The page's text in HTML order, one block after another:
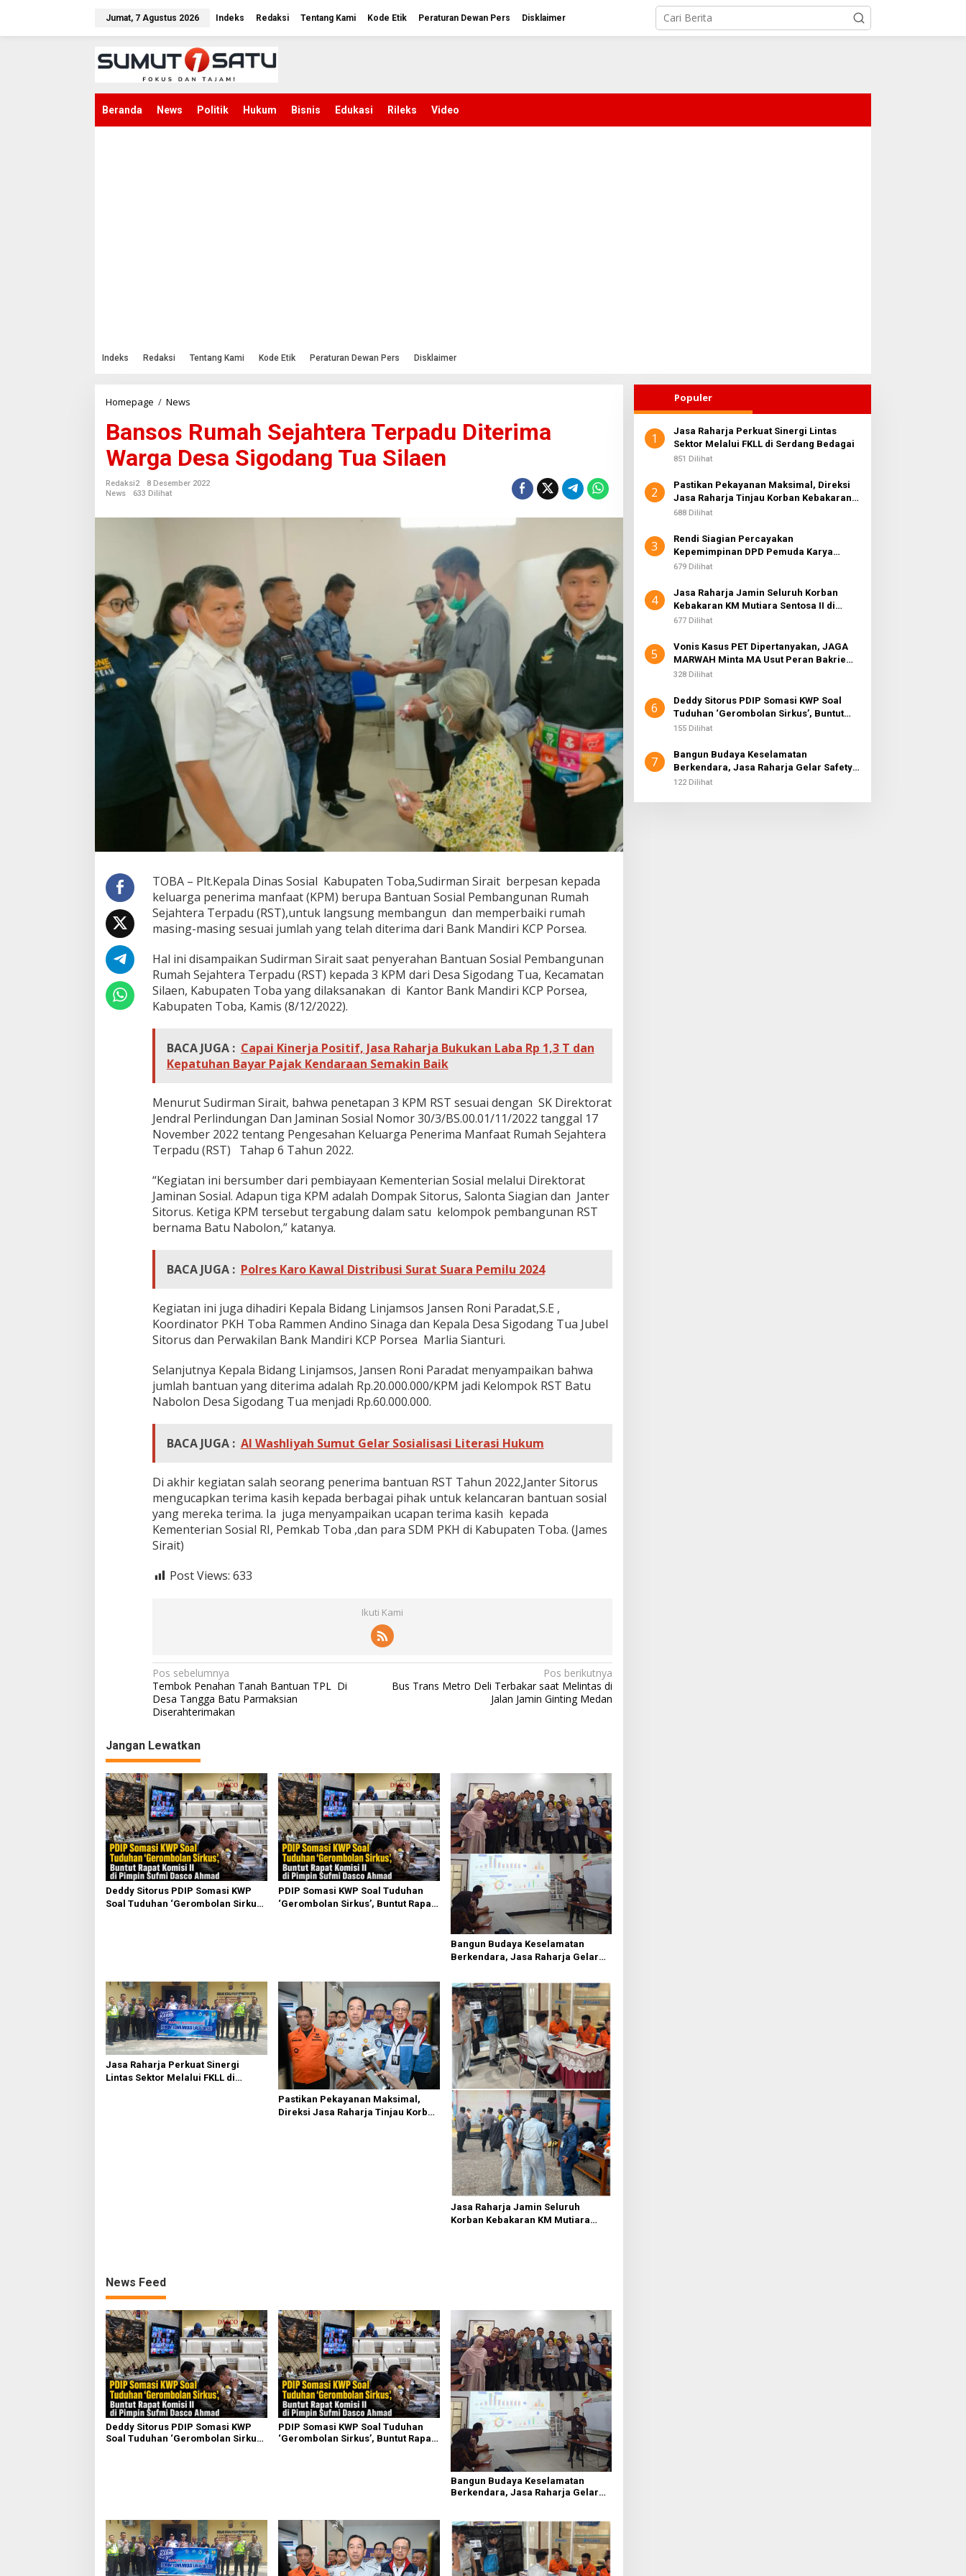
Jumat, 7 Agustus 2026 Indeks Redaksi Tentang Kami Kode Etik Peraturan Dewan Pers Disklaimer
Beranda News Politik Hukum Bisnis Edukasi Rileks Video
Indeks Redaksi Tentang Kami Kode Etik Peraturan Dewan Pers Disklaimer
Homepage / News
n
s
o
s
R
a
j
a
h
t
e
r
a
T
i
e
r
m
a
W
r
g
a
D
e
a
S
i
g
o
n
g
a
S
l
a
n
Bansos Rumah Sejahtera Terpadu Diterima
Warga Desa Sigodang Tua Silaen
Redaksi2
8 Desember 2022
News
633 Dilihat
TOBA – Plt.Kepala Dinas Sosial Kabupaten Toba,Sudirman Sirait berpesan kepada
keluarga penerima manfaat (KPM) berupa Bantuan Sosial Pembangunan Rumah
Sejahtera Terpadu (RST),untuk langsung membangun dan memperbaiki rumah
masing-masing sesuai jumlah yang telah diterima dari Bank Mandiri KCP Porsea.
Hal ini disampaikan Sudirman Sirait saat penyerahan Bantuan Sosial Pembangunan
Rumah Sejahtera Terpadu (RST) kepada 3 KPM dari Desa Sigodang Tua, Kecamatan
Silaen, Kabupaten Toba yang dilaksanakan di Kantor Bank Mandiri KCP Porsea,
Kabupaten Toba, Kamis (8/12/2022).
BACA JUGA : Capai Kinerja Positif, Jasa Raharja Bukukan Laba Rp 1,3 T dan
Kepatuhan Bayar Pajak Kendaraan Semakin Baik
Menurut Sudirman Sirait, bahwa penetapan 3 KPM RST sesuai dengan SK Direktorat
Jendral Perlindungan Dan Jaminan Sosial Nomor 30/3/BS.00.01/11/2022 tanggal 17
November 2022 tentang Pengesahan Keluarga Penerima Manfaat Rumah Sejahtera
Terpadu (RST) Tahap 6 Tahun 2022.
“Kegiatan ini bersumber dari pembiayaan Kementerian Sosial melalui Direktorat
Jaminan Sosial. Adapun tiga KPM adalah Dompak Sitorus, Salonta Siagian dan Janter
Sitorus. Ketiga KPM tersebut tergabung dalam satu kelompok pembangunan RST
bernama Batu Nabolon,” katanya.
BACA JUGA : Polres Karo Kawal Distribusi Surat Suara Pemilu 2024
Kegiatan ini juga dihadiri Kepala Bidang Linjamsos Jansen Roni Paradat,S.E ,
Koordinator PKH Toba Rammen Andino Sinaga dan Kepala Desa Sigodang Tua Jubel
Sitorus dan Perwakilan Bank Mandiri KCP Porsea Marlia Sianturi.
Selanjutnya Kepala Bidang Linjamsos, Jansen Roni Paradat menyampaikan bahwa
jumlah bantuan yang diterima adalah Rp.20.000.000/KPM jadi Kelompok RST Batu
Nabolon Desa Sigodang Tua menjadi Rp.60.000.000.
BACA JUGA : Al Washliyah Sumut Gelar Sosialisasi Literasi Hukum
Di akhir kegiatan salah seorang penerima bantuan RST Tahun 2022,Janter Sitorus
mengucapkan terima kasih kepada berbagai pihak untuk kelancaran bantuan sosial
yang mereka terima. Ia juga menyampaikan ucapan terima kasih kepada
Kementerian Sosial RI, Pemkab Toba ,dan para SDM PKH di Kabupaten Toba. (James
Sirait)
Post Views: 633
Ikuti Kami
N
a
v
g
a
s
i
p
o
s
Pos sebelumnya
Tembok Penahan Tanah Bantuan TPL Di
Desa Tangga Batu Parmaksian
Diserahterimakan
Pos berikutnya
Bus Trans Metro Deli Terbakar saat Melintas di
Jalan Jamin Ginting Medan
Jangan Lewatkan
Deddy Sitorus PDIP Somasi KWP
Soal Tuduhan ‘Gerombolan Sirkus’,
PDIP Somasi KWP Soal Tuduhan
‘Gerombolan Sirkus’, Buntut Rapat
Bangun Budaya Keselamatan
Berkendara, Jasa Raharja Gelar
Medan Industri
Jasa Raharja Perkuat Sinergi
Lintas Sektor Melalui FKLL di
Pastikan Pekayanan Maksimal,
Direksi Jasa Raharja Tinjau Korban
Jasa Raharja Jamin Seluruh
Korban Kebakaran KM Mutiara
News Feed
Deddy Sitorus PDIP Somasi KWP
Soal Tuduhan ‘Gerombolan Sirkus’,
PDIP Somasi KWP Soal Tuduhan
‘Gerombolan Sirkus’, Buntut Rapat
Bangun Budaya Keselamatan
Berkendara, Jasa Raharja Gelar
Populer
1
Jasa Raharja Perkuat Sinergi Lintas
Sektor Melalui FKLL di Serdang Bedagai
851 Dilihat
2
Pastikan Pekayanan Maksimal, Direksi
Jasa Raharja Tinjau Korban Kebakaran
KM Mutiara Sentosa II
688 Dilihat
3
Rendi Siagian Percayakan
Kepemimpinan DPD Pemuda Karya
Nasional Kota Medan kepada Josef
679 Dilihat
4
Jasa Raharja Jamin Seluruh Korban
Kebakaran KM Mutiara Sentosa II di
Perairan Sumenep
677 Dilihat
5
Vonis Kasus PET Dipertanyakan, JAGA
MARWAH Minta MA Usut Peran Bakrie
Group
328 Dilihat
6
Deddy Sitorus PDIP Somasi KWP Soal
Tuduhan ‘Gerombolan Sirkus’, Buntut
Rapat Komisi II Dipimpin Sufmi Dasco
155 Dilihat
7
Bangun Budaya Keselamatan
Berkendara, Jasa Raharja Gelar Safety
Campaign di PT Pasifik Medan Industri
122 Dilihat